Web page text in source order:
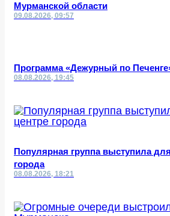
Мурманской области
09.08.2026, 09:57
Программа «Дежурный по
08.08.2026, 19:45
Популярная группа выступила
города
08.08.2026, 18:21